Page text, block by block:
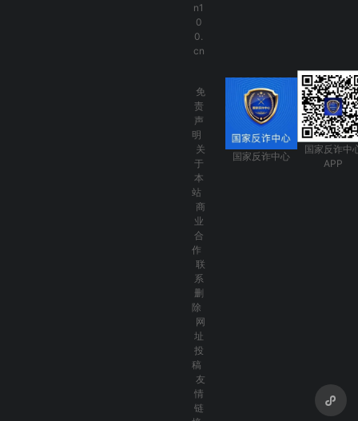
n1
0
0.
cn
免
责
声
明
关
于
本
站
商
业
合
作
联
系
删
除
网
址
投
稿
友
情
链
国家反诈中心
国家反诈中
APP